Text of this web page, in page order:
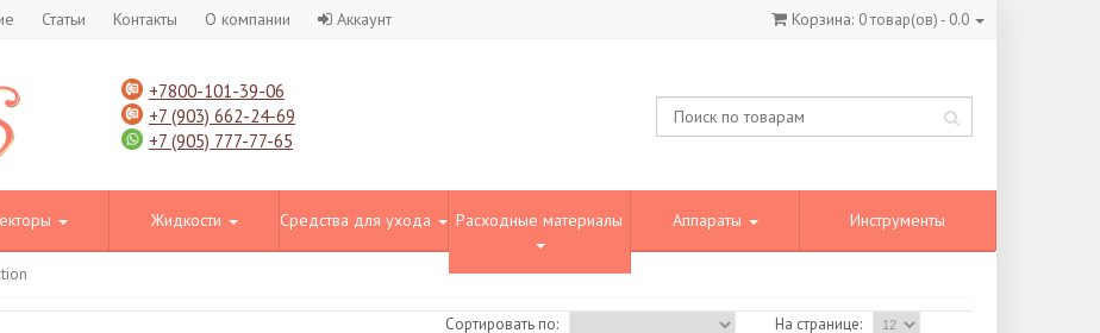
Статьи Контакты О компании Корзина: 0товар(ов) - 0.0
Аккаунт
+7800-101-39-06
+7 (903) 662-24-69
+7 (905) 777-77-65
Жидкости Средства для ухода Расходные материалы Аппараты Инструменты
Сортировать по: На странице: